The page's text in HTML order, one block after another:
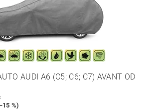
AUDI A6 (C5; C6; C7) AVANT OD
%)